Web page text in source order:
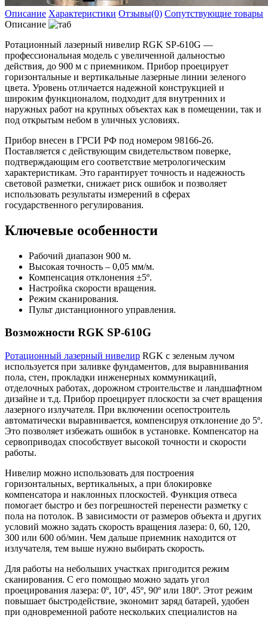
Описание Характеристики Отзывы(0) Сопутствующие товары
Описание
Ротационный лазерный нивелир RGK SP-610G —
профессиональная модель с увеличенной дальностью
действия, до 900 м с приемником. Прибор проецирует
горизонтальные и вертикальные лазерные линии зеленого
цвета. Уровень отличается надежной конструкцией и
широким функционалом, подходит для внутренних и
наружных работ на крупных объектах как в помещении, так и
под открытым небом в уличных условиях.
Прибор внесен в ГРСИ РФ под номером 98166-26.
Поставляется с действующим свидетельством поверке,
подтверждающим его соответствие метрологическим
характеристикам. Это гарантирует точность и надежность
световой разметки, снижает риск ошибок и позволяет
использовать результаты измерений в сферах
государственного регулирования.
Ключевые особенности
Рабочий диапазон 900 м.
Высокая точность – 0,05 мм/м.
Компенсация отклонения ±5º.
Настройка скорости вращения.
Режим сканирования.
Пульт дистанционного управления.
Возможности RGK SP-610G
Ротационный лазерный нивелир RGK с зеленым лучом
используется при заливке фундаментов, для выравнивания
пола, стен, прокладки инженерных коммуникаций,
отделочных работах, дорожном строительстве и ландшафтном
дизайне и т.д. Прибор проецирует плоскости за счет вращения
лазерного излучателя. При включении осепостроитель
автоматически выравнивается, компенсируя отклонение до 5º.
Это позволяет избежать ошибок в установке. Компенсатор на
сервоприводах способствует высокой точности и скорости
работы.
Нивелир можно использовать для построения
горизонтальных, вертикальных, а при блокировке
компенсатора и наклонных плоскостей. Функция отвеса
помогает быстро и без погрешностей перенести разметку с
пола на потолок. В зависимости от размеров объекта и других
условий можно задать скорость вращения лазера: 0, 60, 120,
300 или 600 об/мин. Чем дальше приемник находится от
излучателя, тем выше нужно выбирать скорость.
Для работы на небольших участках пригодится режим
сканирования. С его помощью можно задать угол
проецирования лазера: 0º, 10º, 45º, 90º или 180º. Этот режим
повышает быстродействие, экономит заряд батарей, удобен
при одновременной работе нескольких специалистов на